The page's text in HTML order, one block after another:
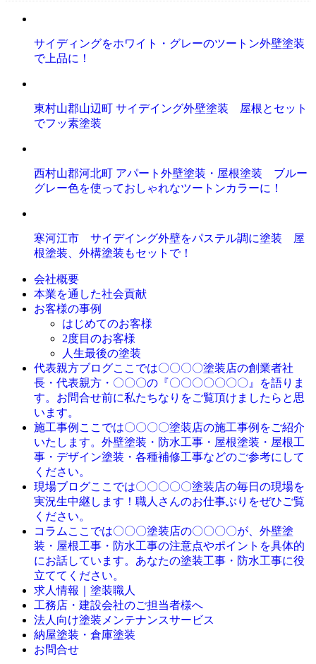
サイディングをホワイト・グレーのツートン外壁塗装
で上品に！
東村山郡山辺町 サイデイング外壁塗装 屋根とセット
でフッ素塗装
西村山郡河北町 アパート外壁塗装・屋根塗装 ブルー
グレー色を使っておしゃれなツートンカラーに！
寒河江市 サイデイング外壁をパステル調に塗装 屋
根塗装、外構塗装もセットで！
会社概要
本業を通した社会貢献
お客様の事例
はじめてのお客様
2度目のお客様
人生最後の塗装
代表親方ブログここでは〇〇〇〇塗装店の創業者社
長・代表親方・〇〇〇の『〇〇〇〇〇〇〇』を語りま
す。お問合せ前に私たちなりをご覧頂けましたらと思
います。
施工事例 ここでは〇〇〇〇塗装店の施工事例をご紹介
いたします。外壁塗装・防水工事・屋根塗装・屋根工
事・デザイン塗装・各種補修工事などのご参考にして
ください。
現場ブログここでは〇〇〇〇〇塗装店の毎日の現場を
実況生中継します！職人さんのお仕事ぶりをぜひご覧
ください。
コラム ここでは〇〇〇塗装店の〇〇〇〇が、外壁塗
装・屋根工事・防水工事の注意点やポイントを具体的
にお話しています。あなたの塗装工事・防水工事に役
立ててください。
求人情報｜塗装職人
工務店・建設会社のご担当者様へ
法人向け塗装メンテナンスサービス
納屋塗装・倉庫塗装
お問合せ